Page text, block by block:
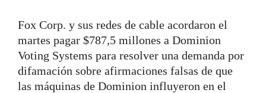
Fox Corp. y sus redes de cable acordaron el
martes pagar $787,5 millones a Dominion
Voting Systems para resolver una demanda por
difamación sobre afirmaciones falsas de que
las máquinas de Dominion influyeron en el